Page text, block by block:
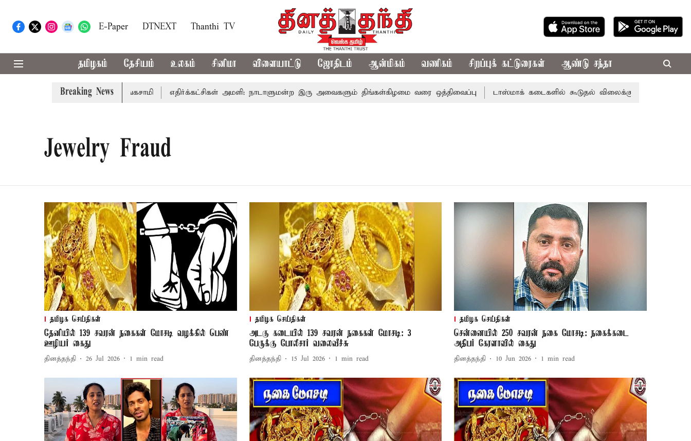
E-Paper DTNEXT Thanthi TV
தமிழகம் தேசியம் உலகம் சினிமா விளையாட்டு ஜோதிடம் ஆன்மிகம் வணிகம் சிறப்புக் கட்டுரைகள் ஆண்டு சந்தா
Breaking News
முதல்-அமைச்சர் ரங்கசாமி எதிர்க்கட்சிகள் அமளி: நாடாளுமன்ற இரு அவைகளும் திங்கள்கிழமை வரை ஒத்திவைப்பு டாஸ்மாக் கடைகளில் கூடுதல் விலைக்கு மதுவிற்றால்
Jewelry Fraud
தமிழக செய்திகள்
தேனியில் 139 சவரன் நகைகள் மோசடி வழக்கில் பெண்
ஊழியர் கைது
தினத்தந்தி 26 Jul 2026 1 min read
தமிழக செய்திகள்
அடகு கடையில் 139 சவரன் நகைகள் மோசடி: 3
பேருக்கு போலீசார் வலைவீச்சு
தினத்தந்தி 15 Jul 2026 1 min read
தமிழக செய்திகள்
சென்னையில் 250 சவரன் நகை மோசடி: நகைக்கடை
அதிபர் கேரளாவில் கைது
தினத்தந்தி 10 Jun 2026 1 min read